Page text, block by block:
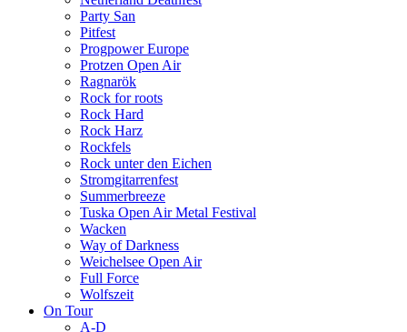
Party San
Pitfest
Progpower Europe
Protzen Open Air
Ragnarök
Rock for roots
Rock Hard
Rock Harz
Rockfels
Rock unter den Eichen
Stromgitarrenfest
Summerbreeze
Tuska Open Air Metal Festival
Wacken
Way of Darkness
Weichelsee Open Air
Full Force
Wolfszeit
On Tour
A-D